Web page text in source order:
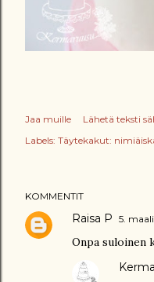
Jaa muille
Lähetä teksti
Labels: Täytekakut:
KOMMENTIT
Raisa P 5.
Onpa suloinen